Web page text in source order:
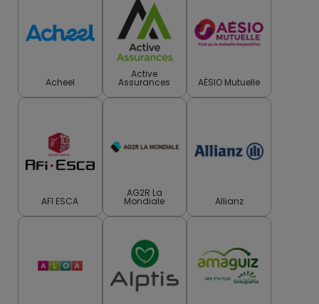
Acheel
Active
Assurances AÉSIO Mutuelle
AFI ESCA
AG2R La
Mondiale Allianz